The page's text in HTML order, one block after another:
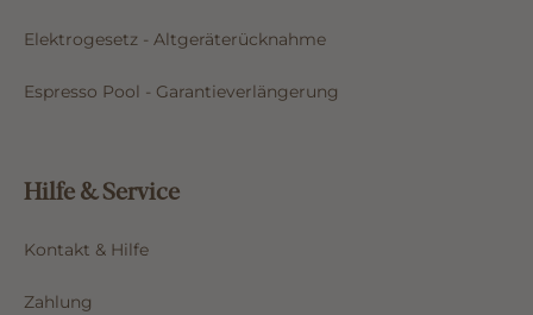
Elektrogesetz - Altgeräterücknahme
Espresso Pool - Garantieverlängerung
Hilfe & Service
Kontakt & Hilfe
Zahlung